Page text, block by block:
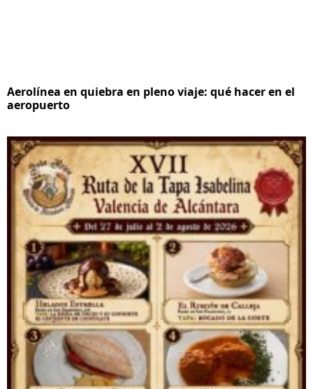
Aerolínea en quiebra en pleno viaje: qué hacer en el
aeropuerto